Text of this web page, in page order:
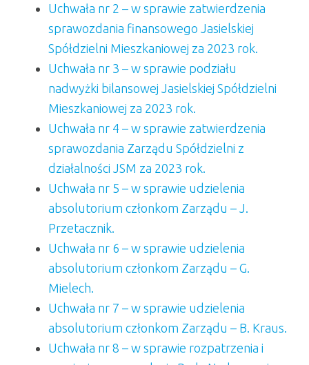
Uchwała nr 2 – w sprawie zatwierdzenia
sprawozdania finansowego Jasielskiej
Spółdzielni Mieszkaniowej za 2023 rok.
Uchwała nr 3 – w sprawie podziału
nadwyżki bilansowej Jasielskiej Spółdzielni
Mieszkaniowej za 2023 rok.
Uchwała nr 4 – w sprawie zatwierdzenia
sprawozdania Zarządu Spółdzielni z
działalności JSM za 2023 rok.
Uchwała nr 5 – w sprawie udzielenia
absolutorium członkom Zarządu – J.
Przetacznik.
Uchwała nr 6 – w sprawie udzielenia
absolutorium członkom Zarządu – G.
Mielech.
Uchwała nr 7 – w sprawie udzielenia
absolutorium członkom Zarządu – B. Kraus.
Uchwała nr 8 – w sprawie rozpatrzenia i